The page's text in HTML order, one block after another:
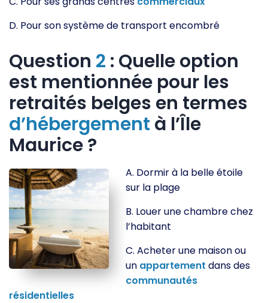
D. Pour son système de transport encombré
Question 2 : Quelle option
est mentionnée pour les
retraités belges en termes
d’hébergement à l’Île
Maurice ?
A. Dormir à la belle étoile
sur la plage
B. Louer une chambre chez
l’habitant
C. Acheter une maison ou
un appartement dans des
communautés
résidentielles